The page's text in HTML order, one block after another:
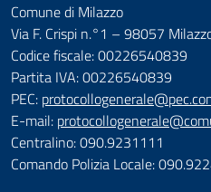
Comune di Milazzo
Via F. Crispi n.°1 – 98057
Codice fiscale: 00226540839
Partita IVA: 00226540839
PEC:
E-mail:
Centralino: 090.9231111
Comando Polizia Locale: